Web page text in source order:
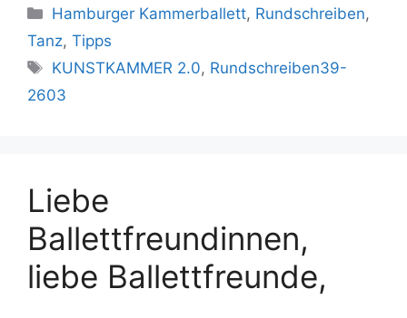
Kategorien
Hamburger Kammerballett, Rundschreiben,
Tanz, Tipps
Schlagwörter
KUNSTKAMMER 2.0, Rundschreiben39-
2603
Liebe
Ballettfreundinnen,
liebe Ballettfreunde,